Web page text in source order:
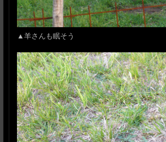
▲羊さんも眠そう